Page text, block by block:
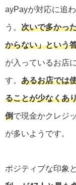
ayPayが対応に追
う。 次いで多かっ
からない」という
が入っているお店
す。 あるお店では
ることが少なくあ
倒で現金かクレジ
が多いようです。
ポジティブな印象